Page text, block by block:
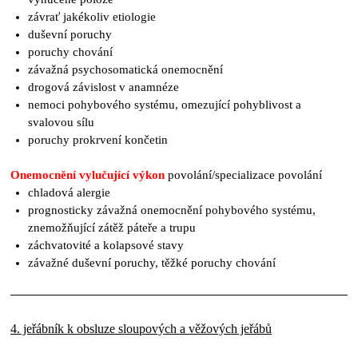
závrať jakékoliv etiologie
duševní poruchy
poruchy chování
závažná psychosomatická onemocnění
drogová závislost v anamnéze
nemoci pohybového systému, omezující pohyblivost a
svalovou sílu
poruchy prokrvení končetin
Onemocnění vylučující výkon povolání/specializace povolání
chladová alergie
prognosticky závažná onemocnění pohybového systému,
znemožňující zátěž páteře a trupu
záchvatovité a kolapsové stavy
závažné duševní poruchy, těžké poruchy chování
4. jeřábník k obsluze sloupových a věžových jeřábů